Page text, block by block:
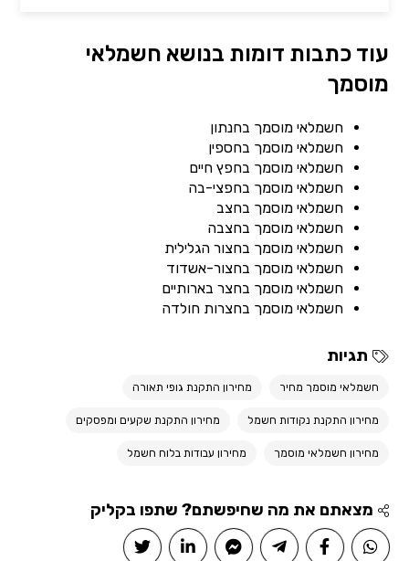
עוד כתבות דומות בנושא חשמלאי
מוסמך
חשמלאי מוסמך בחנתון
חשמלאי מוסמך בחספין
חשמלאי מוסמך בחפץ חיים
חשמלאי מוסמך בחפצי-בה
חשמלאי מוסמך בחצב
חשמלאי מוסמך בחצבה
חשמלאי מוסמך בחצור הגלילית
חשמלאי מוסמך בחצור-אשדוד
חשמלאי מוסמך בחצר בארותיים
חשמלאי מוסמך בחצרות חולדה
תגיות
חשמלאי מוסמך מחיר מחירון התקנת גופי תאורה
מחירון התקנת נקודות חשמל מחירון התקנת שקעים ומפסקים
מחירון חשמלאי מוסמך מחירון עבודות בלוח חשמל
מצאתם את מה שחיפשתם? שתפו בקליק